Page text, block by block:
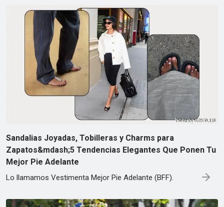
Sandalias Joyadas, Tobilleras y Charms para
Zapatos&mdash;5 Tendencias Elegantes Que Ponen Tu
Mejor Pie Adelante
Lo llamamos Vestimenta Mejor Pie Adelante (BFF).